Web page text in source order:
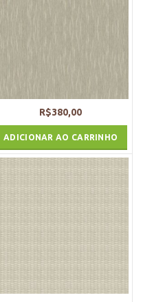
R$380,00
ADICIONAR AO CARRINHO